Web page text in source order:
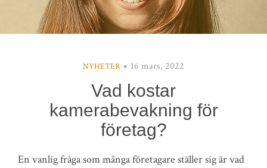
NYHETER 16 mars, 2022
Vad kostar
kamerabevakning för
företag?
En vanlig fråga som många företagare ställer sig är vad